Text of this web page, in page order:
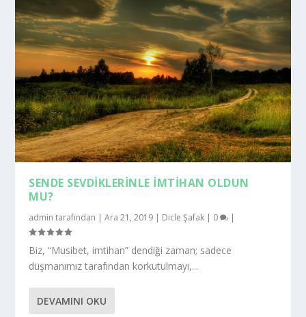
SENDE SEVDIKLERINLE İMTIHAN OLDUN
MU?
admin tarafından |Ara 21, 2019 | Dicle Şafak | 0 |
Biz, “Musibet, imtihan” dendiği zaman; sadece
düşmanımız tarafından korkutulmayı,...
DEVAMINI OKU